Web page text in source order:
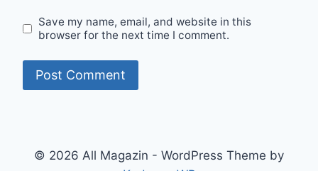
Save my name, email, and website in this
browser for the next time I comment.
© 2026 All Magazin - WordPress Theme by